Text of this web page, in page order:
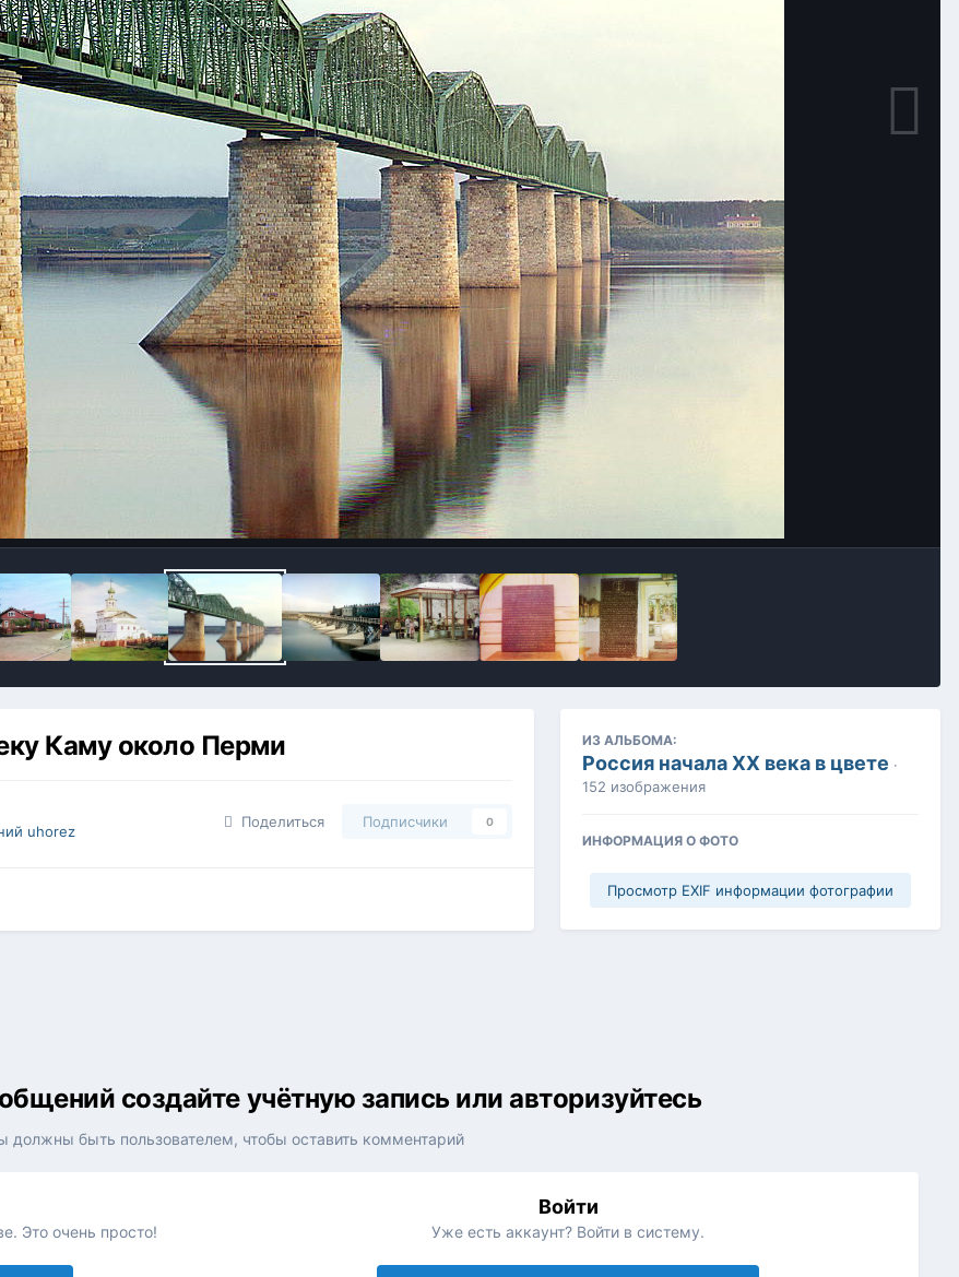
Каму около Перми
uhorez
Поделиться Подписчики 0
ИЗ АЛЬБОМА:
Россия начала ХХ века в цвете ·
152 изображения
ИНФОРМАЦИЯ О ФОТО
Просмотр EXIF информации фотографии
создайте учётную запись или авторизуйтесь
должны быть пользователем, чтобы оставить комментарий
Это очень просто!
Войти
Уже есть аккаунт? Войти в систему.